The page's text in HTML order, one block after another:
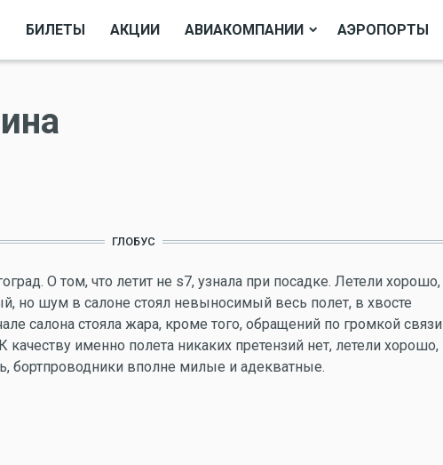
БИЛЕТЫ АКЦИИ АВИАКОМПАНИИ АЭРОПОРТЫ
ГЛОБУС
О том, что летит не s7, узнала при посадке. Летели хорошо,
но шум в салоне стоял невыносимый весь полет, в хвосте
салона стояла жара, кроме того, обращений по громкой связи
именно полета никаких претензий нет, летели хорошо,
бортпроводники вполне милые и адекватные.